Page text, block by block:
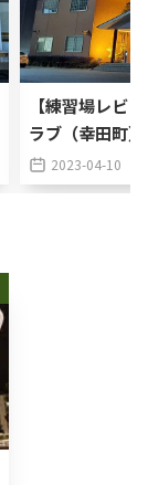
【練習場レビ
ラブ（幸田町）
2023-04-10